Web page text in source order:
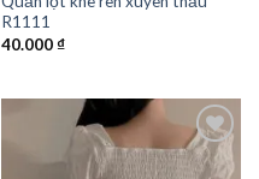
R1111
40.000₫